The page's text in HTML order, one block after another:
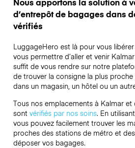
d’entrepôt de bagages dans
vérifiés
LuggageHero est là pour vous
vous permettre d’aller et venir
suffit de vous rendre sur notre
de trouver la consigne la plus
dans un magasin, un hôtel ou un
Tous nos emplacements à Kalmar et
sont vérifiés par nos soins. En
vous pouvez facilement trouver les
proches des stations de métro et
déposer vos bagages.